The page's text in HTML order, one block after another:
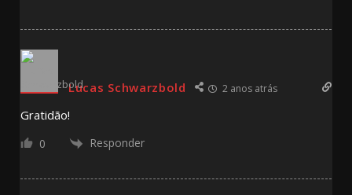
Lucas Schwarzbold 2 anos atrás
Gratidão!
0 Responder